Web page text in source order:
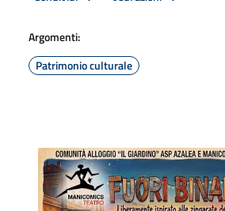
Argomenti:
Patrimonio culturale